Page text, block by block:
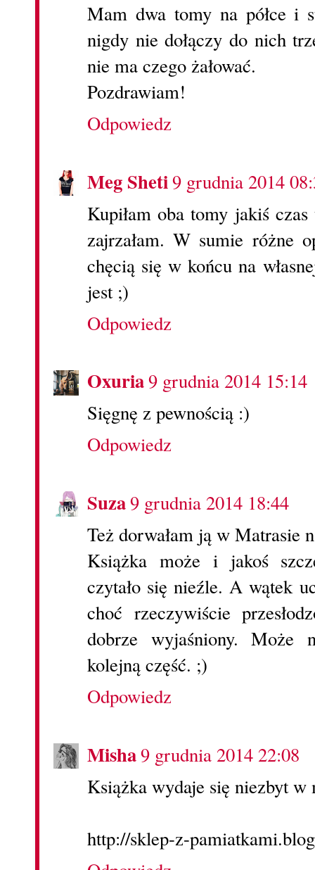
Mam dwa tomy na półce i
nigdy nie dołączy do nich
nie ma czego żałować.
Pozdrawiam!
Odpowiedz
Meg Sheti9 grudnia 2014
Kupiłam oba tomy jakiś
zajrzałam. W sumie różne
chęcią się w końcu na
jest ;)
Odpowiedz
Oxuria9 grudnia 2014 15:14
Sięgnę z pewnością :)
Odpowiedz
Suza9 grudnia 2014 18:44
Też dorwałam ją w Matrasie
Książka może i jakoś
czytało się nieźle. A wątek
choć rzeczywiście
dobrze wyjaśniony. Może
kolejną część. ;)
Odpowiedz
Misha9 grudnia 2014 22:08
Książka wydaje się niezbyt
http://sklep-z-